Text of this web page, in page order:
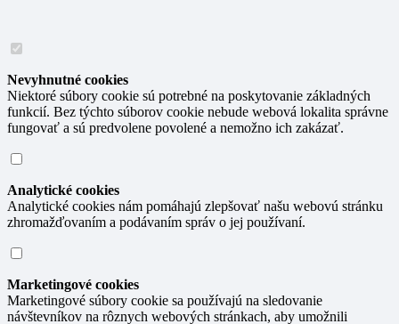
Nevyhnutné cookies
Niektoré súbory cookie sú potrebné na poskytovanie základných
funkcií. Bez týchto súborov cookie nebude webová lokalita správne
fungovať a sú predvolene povolené a nemožno ich zakázať.
Analytické cookies
Analytické cookies nám pomáhajú zlepšovať našu webovú stránku
zhromažďovaním a podávaním správ o jej používaní.
Marketingové cookies
Marketingové súbory cookie sa používajú na sledovanie
návštevníkov na rôznych webových stránkach, aby umožnili